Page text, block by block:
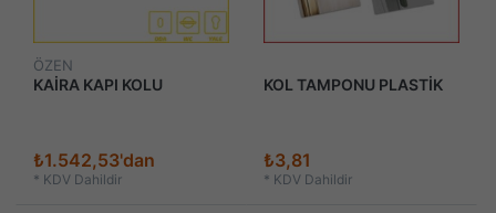
ÖZEN
KAİRA KAPI KOLU
₺1.542,53'dan
* KDV Dahildir
KOL TAMPONU PLASTİK
₺3,81
* KDV Dahildir